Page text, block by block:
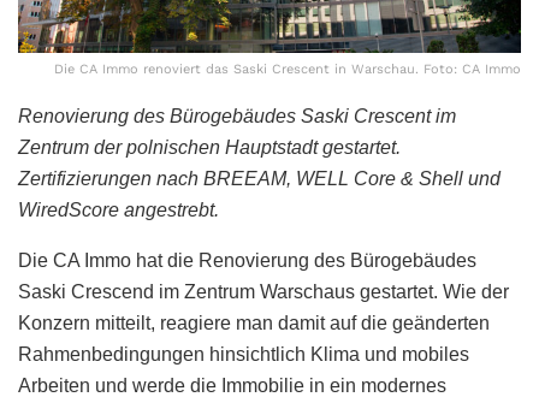
Die CA Immo renoviert das Saski Crescent in Warschau. Foto: CA Immo
Renovierung des Bürogebäudes Saski Crescent im
Zentrum der polnischen Hauptstadt gestartet.
Zertifizierungen nach BREEAM, WELL Core & Shell und
WiredScore angestrebt.
Die CA Immo hat die Renovierung des Bürogebäudes
Saski Crescend im Zentrum Warschaus gestartet. Wie der
Konzern mitteilt, reagiere man damit auf die geänderten
Rahmenbedingungen hinsichtlich Klima und mobiles
Arbeiten und werde die Immobilie in ein modernes